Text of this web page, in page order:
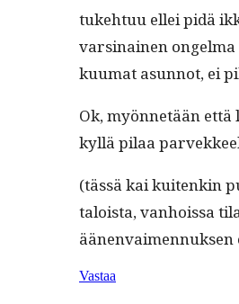
tuke­htuu ellei pidä
varsi­nainen
kuumat asun­not, ei
Ok, myön­netään
kyl­lä pilaa
(tässä kai kuitenkin
taloista, van­hois­sa
Vastaa